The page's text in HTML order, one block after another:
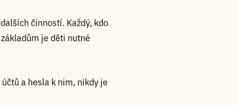
činností. Každý, kdo
je děti nutné
a hesla k nim, nikdy je